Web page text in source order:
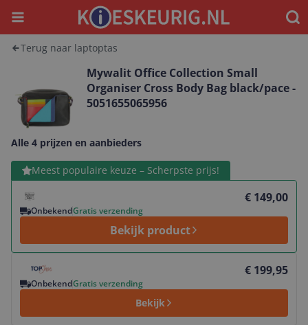
Menu
Terug naar laptoptas
Mywalit Office Collection Small
Organiser Cross Body Bag black/pace -
5051655065956
Alle 4 prijzen en aanbieders
Meest populaire keuze – Scherpste prijs!
€ 149,00
OnbekendGratis verzending
Bekijk product
Bekijk product
€ 199,95
OnbekendGratis verzending
Bekijk